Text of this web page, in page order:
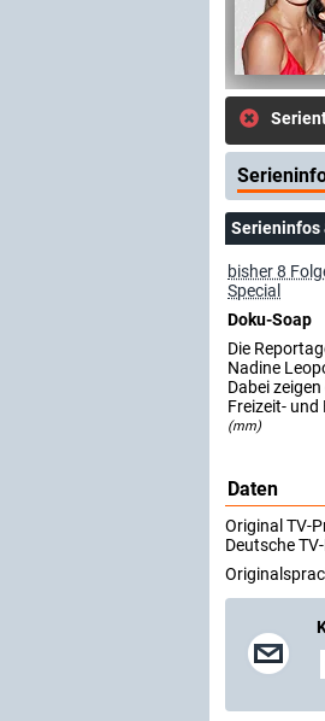
Serieninfos
bisher 8
Special
Doku-Soap
Die
Nadine
Dabei
Freizeit- und
(mm)
Daten
Original TV-
Deutsche